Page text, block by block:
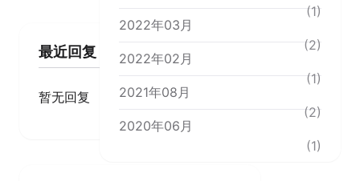
最近回复
暂无回复
(1)
2022年03月
(2)
2022年02月
(1)
2021年08月
(2)
2020年06月
(1)